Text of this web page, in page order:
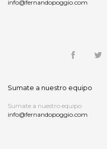
info@fernandopoggio.com
Sumate a nuestro equipo
Sumate a nuestro equipo
info@fernandopoggio.com